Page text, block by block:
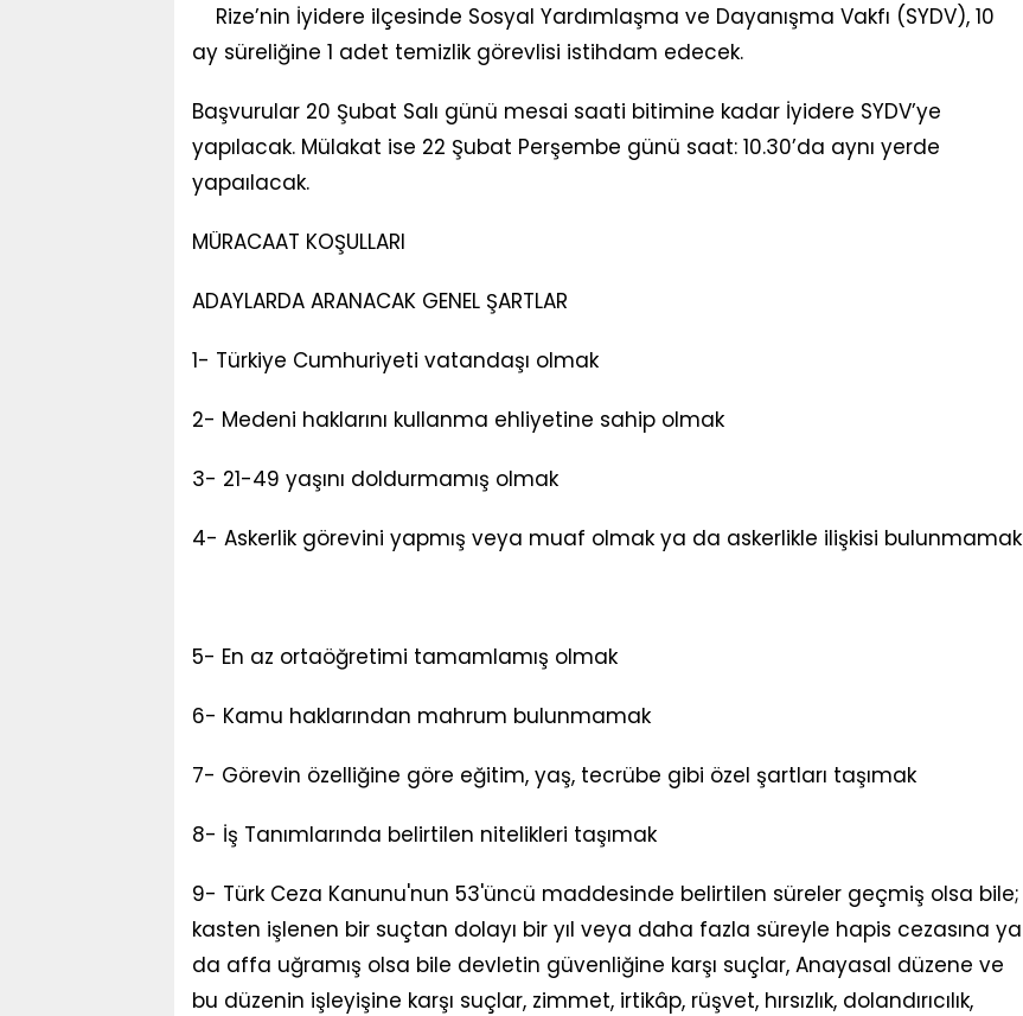
Rize’nin İyidere ilçesinde Sosyal Yardımlaşma ve Dayanışma Vakfı (SYDV), 10
ay süreliğine 1 adet temizlik görevlisi istihdam edecek.
Başvurular 20 Şubat Salı günü mesai saati bitimine kadar İyidere SYDV’ye
yapılacak. Mülakat ise 22 Şubat Perşembe günü saat: 10.30’da aynı yerde
yapaılacak.
MÜRACAAT KOŞULLARI
ADAYLARDA ARANACAK GENEL ŞARTLAR
1- Türkiye Cumhuriyeti vatandaşı olmak
2- Medeni haklarını kullanma ehliyetine sahip olmak
3- 21-49 yaşını doldurmamış olmak
4- Askerlik görevini yapmış veya muaf olmak ya da askerlikle ilişkisi bulunmamak
5- En az ortaöğretimi tamamlamış olmak
6- Kamu haklarından mahrum bulunmamak
7- Görevin özelliğine göre eğitim, yaş, tecrübe gibi özel şartları taşımak
8- İş Tanımlarında belirtilen nitelikleri taşımak
9- Türk Ceza Kanunu'nun 53'üncü maddesinde belirtilen süreler geçmiş olsa bile;
kasten işlenen bir suçtan dolayı bir yıl veya daha fazla süreyle hapis cezasına ya
da affa uğramış olsa bile devletin güvenliğine karşı suçlar, Anayasal düzene ve
bu düzenin işleyişine karşı suçlar, zimmet, irtikâp, rüşvet, hırsızlık, dolandırıcılık,